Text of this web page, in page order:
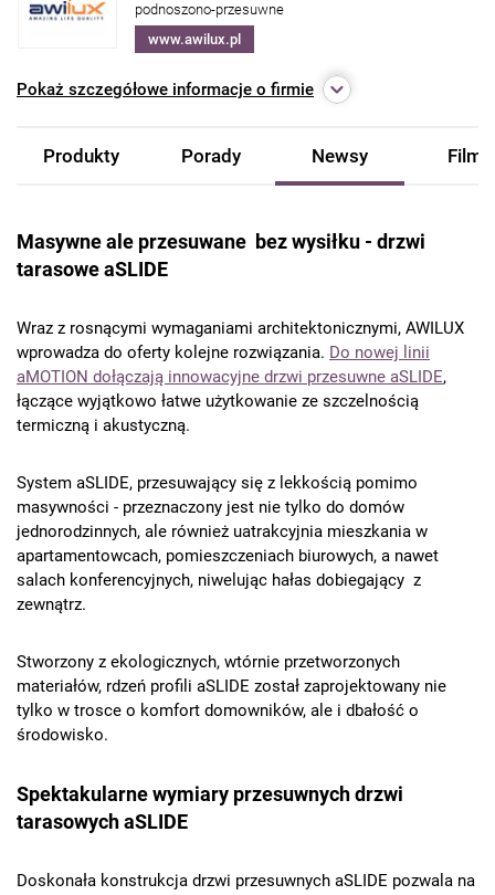
podnoszono-przesuwne
www.awilux.pl
Pokaż szczegółowe informacje o firmie
Produkty Porady Newsy Filmy
Masywne ale przesuwane bez wysiłku - drzwi
tarasowe aSLIDE
Wraz z rosnącymi wymaganiami architektonicznymi, AWILUX
wprowadza do oferty kolejne rozwiązania. Do nowej linii
aMOTION dołączają innowacyjne drzwi przesuwne aSLIDE,
łączące wyjątkowo łatwe użytkowanie ze szczelnością
termiczną i akustyczną.
System aSLIDE, przesuwający się z lekkością pomimo
masywności - przeznaczony jest nie tylko do domów
jednorodzinnych, ale również uatrakcyjnia mieszkania w
apartamentowcach, pomieszczeniach biurowych, a nawet
salach konferencyjnych, niwelując hałas dobiegający z
zewnątrz.
Stworzony z ekologicznych, wtórnie przetworzonych
materiałów, rdzeń profili aSLIDE został zaprojektowany nie
tylko w trosce o komfort domowników, ale i dbałość o
środowisko.
Spektakularne wymiary przesuwnych drzwi
tarasowych aSLIDE
Doskonała konstrukcja drzwi przesuwnych aSLIDE pozwala na